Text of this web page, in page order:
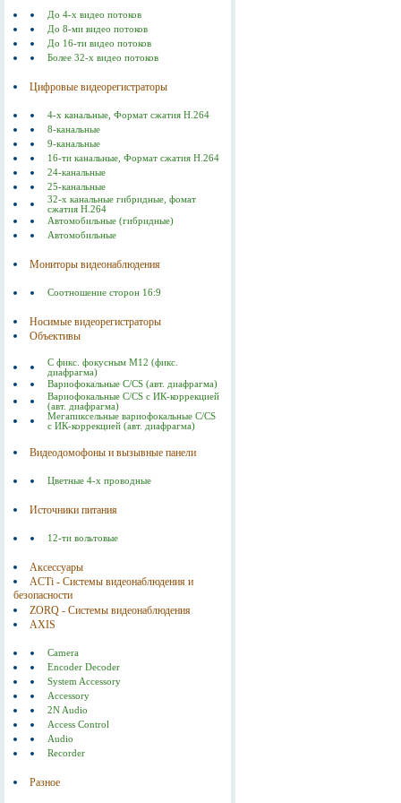
До 4-х видео потоков
До 8-ми видео потоков
До 16-ти видео потоков
Более 32-х видео потоков
Цифровые видеорегистраторы
4-х канальные, Формат сжатия Н.264
8-канальные
9-канальные
16-ти канальные, Формат сжатия Н.264
24-канальные
25-канальные
32-х канальные гибридные, фомат
сжатия H.264
Автомобильные (гибридные)
Автомобильные
Мониторы видеонаблюдения
Соотношение сторон 16:9
Носимые видеорегистраторы
Объективы
С фикс. фокусным M12 (фикс.
диафрагма)
Вариофокальные С/СS (авт. диафрагма)
Вариофокальные C/CS с ИК-коррекцией
(авт. диафрагма)
Мегапиксельные вариофокальные C/CS
с ИК-коррекцией (авт. диафрагма)
Видеодомофоны и вызывные панели
Цветные 4-х проводные
Источники питания
12-ти вольтовые
Аксессуары
ACTi - Системы видеонаблюдения и
безопасности
ZORQ - Системы видеонаблюдения
AXIS
Camera
Encoder Decoder
System Accessory
Accessory
2N Audio
Access Control
Audio
Recorder
Разное